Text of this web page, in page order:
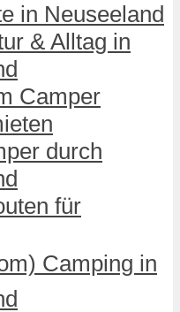
in Neuseeland
& Alltag in
Camper
durch
für
Camping in